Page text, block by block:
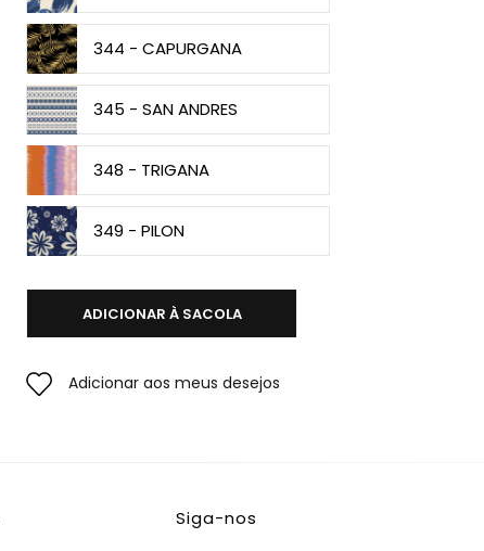
344 - CAPURGANA
345 - SAN ANDRES
348 - TRIGANA
349 - PILON
ADICIONAR À SACOLA
Adicionar aos meus desejos
Siga-nos